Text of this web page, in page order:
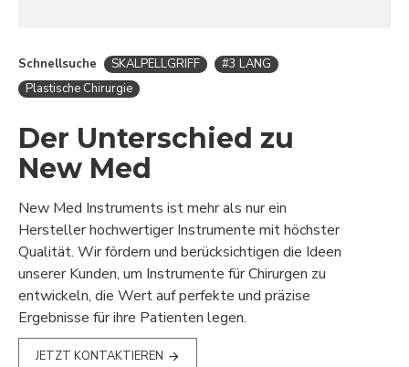
Schnellsuche SKALPELLGRIFF
#3 LANG
Plastische Chirurgie
Der Unterschied zu
New Med
New Med Instruments ist mehr als nur ein
Hersteller hochwertiger Instrumente mit höchster
Qualität. Wir fördern und berücksichtigen die Ideen
unserer Kunden, um Instrumente für Chirurgen zu
entwickeln, die Wert auf perfekte und präzise
Ergebnisse für ihre Patienten legen.
JETZT KONTAKTIEREN